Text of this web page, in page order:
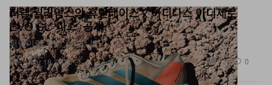
패션
퍼렐 윌리엄스의 휴먼레이스 x 아디다스 아디제로
EVO SL ‘마스’ 공개
퍼렐이랑 화성 갈 꺼니까.
Mar 18, 2026 1.2K 0